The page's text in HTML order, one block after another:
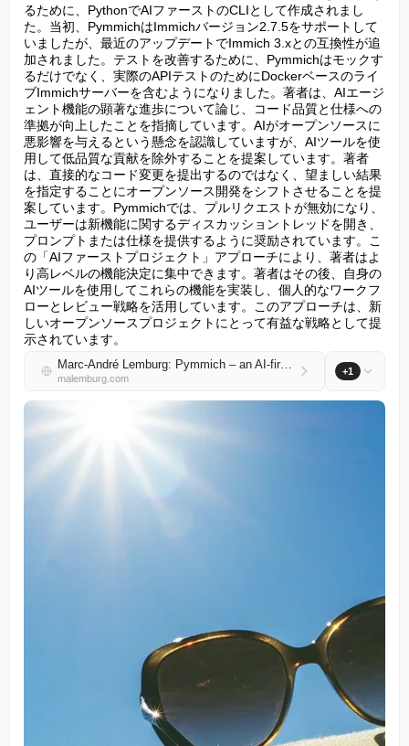
るために、PythonでAIファーストのCLIとして作成されまし
た。当初、PymmichはImmichバージョン2.7.5をサポートして
いましたが、最近のアップデートでImmich 3.xとの互換性が追
加されました。テストを改善するために、Pymmichはモックす
るだけでなく、実際のAPIテストのためにDockerベースのライ
ブImmichサーバーを含むようになりました。著者は、AIエージ
ェント機能の顕著な進歩について論じ、コード品質と仕様への
準拠が向上したことを指摘しています。AIがオープンソースに
悪影響を与えるという懸念を認識していますが、AIツールを使
用して低品質な貢献を除外することを提案しています。著者
は、直接的なコード変更を提出するのではなく、望ましい結果
を指定することにオープンソース開発をシフトさせることを提
案しています。Pymmichでは、プルリクエストが無効になり、
ユーザーは新機能に関するディスカッショントレッドを開き、
プロンプトまたは仕様を提供するように奨励されています。こ
の「AIファーストプロジェクト」アプローチにより、著者はよ
り高レベルの機能決定に集中できます。著者はその後、自身の
AIツールを使用してこれらの機能を実装し、個人的なワークフ
ローとレビュー戦略を活用しています。このアプローチは、新
しいオープンソースプロジェクトにとって有益な戦略として提
示されています。
Marc-André Lemburg: Pymmich – an AI-first OSS project 🐍✨
malemburg.com
+1